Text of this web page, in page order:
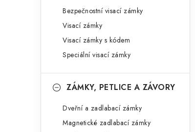
Bezpečnostní visací zámky
Visací zámky
Visací zámky s kódem
Speciální visací zámky
ZÁMKY, PETLICE A ZÁVORY
Dveřní a zadlabací zámky
Magnetické zadlabací zámky